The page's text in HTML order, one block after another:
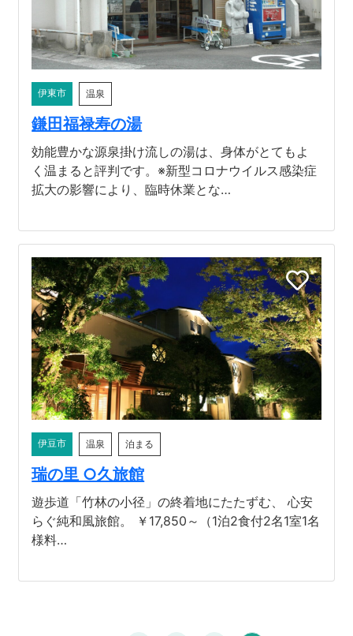
伊東市 温泉
鎌田福禄寿の湯
効能豊かな源泉掛け流しの湯は、身体がとてもよ
く温まると評判です。※新型コロナウイルス感染症
拡大の影響により、臨時休業とな…
伊豆市 温泉 泊まる
瑞の里 ○久旅館
遊歩道「竹林の小径」の終着地にたたずむ、 心安
らぐ純和風旅館。 ￥17,850～（1泊2食付2名1室1名
様料…